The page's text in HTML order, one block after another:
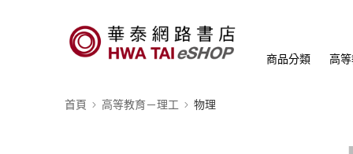
商品分類 高
首頁 高等教育－理工 物理